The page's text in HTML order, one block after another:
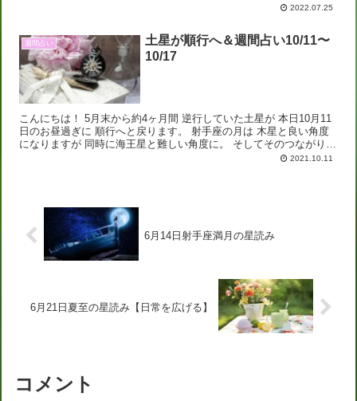
2022.07.25
週間占い
土星が順行へ＆週間占い10/11〜
10/17
こんにちは！ 5月末から約4ヶ月間 逆行していた土星が 本日10月11
日のお昼過ぎに 順行へと戻ります。 射手座の月は 木星と良い角度
になりますが 同時に海王星と難しい角度に。 そしてそのつながりが
2021.10.11
6月14日射手座満月の星読み
6月21日夏至の星読み【日常を広げる】
コメント